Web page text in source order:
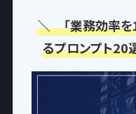
＼ 「業務効率を
るプロンプト20